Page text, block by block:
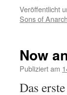
Veröffentlicht
Sons of
Now
Publiziert am
Das